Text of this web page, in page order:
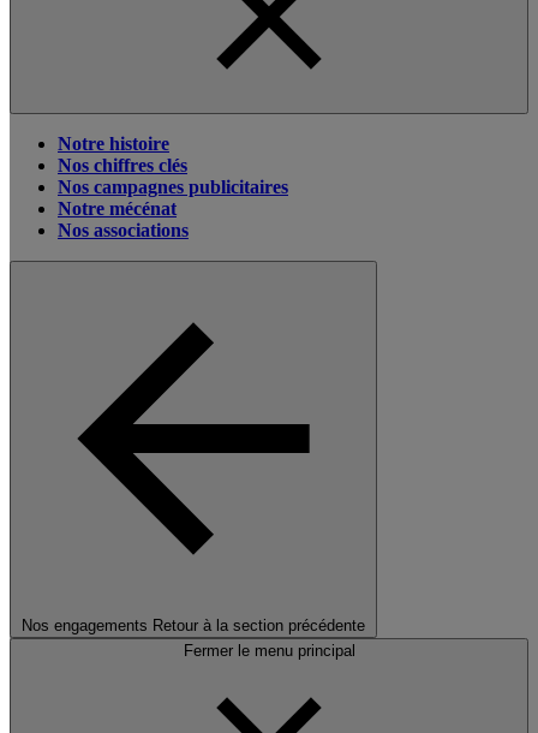
Notre histoire
Nos chiffres clés
Nos campagnes publicitaires
Notre mécénat
Nos associations
Nos engagements Retour à la section précédente
Fermer le menu principal